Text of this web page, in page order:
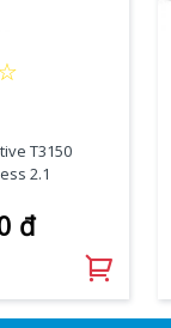
T3150
2.1
đ